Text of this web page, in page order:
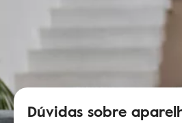
Dúvidas sobre